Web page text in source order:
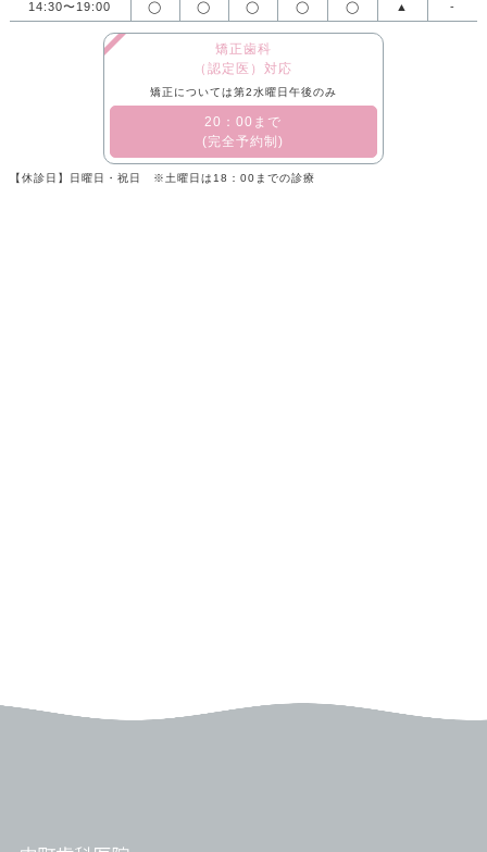
14:30〜19:00 ◯ ◯ ◯ ◯ ◯ ▲ -
矯正歯科
（認定医）対応
矯正については第2水曜日午後のみ
​20：00まで
(完全予約制)
【休診日】日曜日・祝日 ※土曜日は18：00までの診療